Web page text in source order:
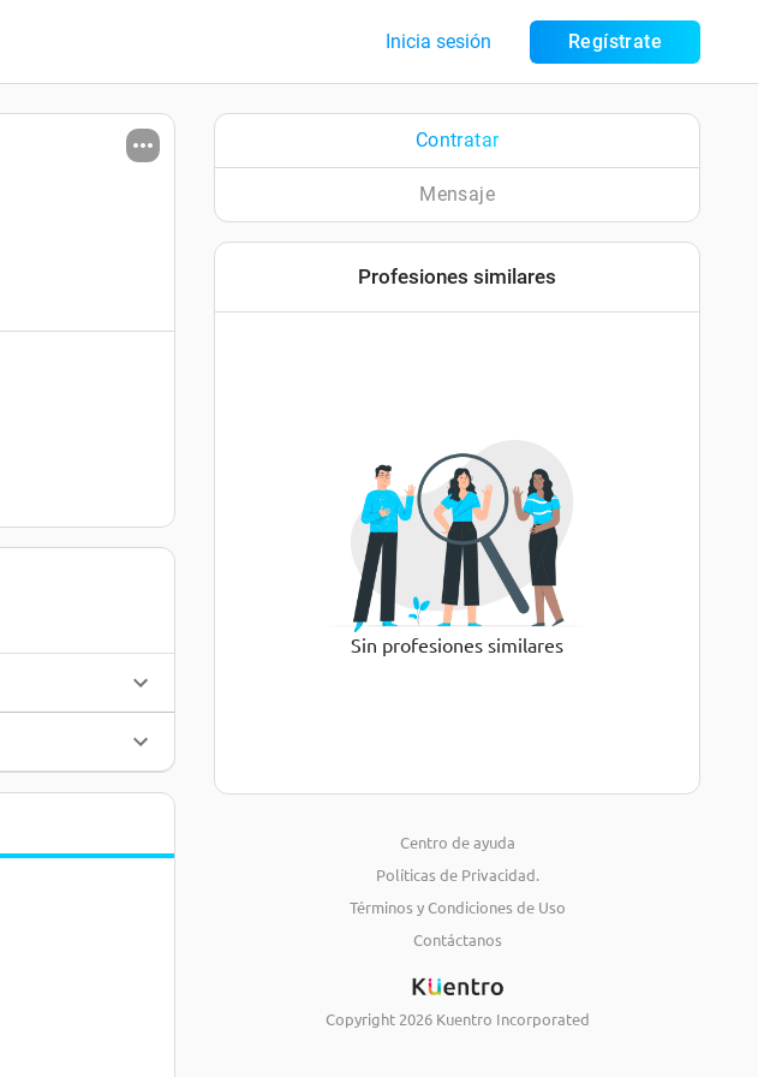
Inicia sesión Regístrate
Contratar
Mensaje
Profesiones similares
Sin profesiones similares
Centro de ayuda
Políticas de Privacidad.
Términos y Condiciones de Uso
Contáctanos
Copyright 2026 Kuentro Incorporated